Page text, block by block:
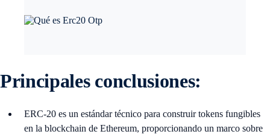
Principales conclusiones:
ERC-20 es un estándar técnico para construir tokens fungibles
en la blockchain de Ethereum, proporcionando un marco sobre